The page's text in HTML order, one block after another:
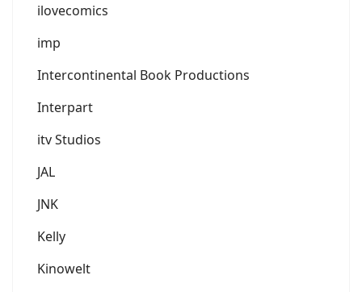
ilovecomics
imp
Intercontinental Book Productions
Interpart
itv Studios
JAL
JNK
Kelly
Kinowelt